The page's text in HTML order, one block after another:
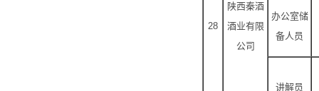
28
陕西秦酒
酒业有限
公司
办公室储
备人员
讲解员